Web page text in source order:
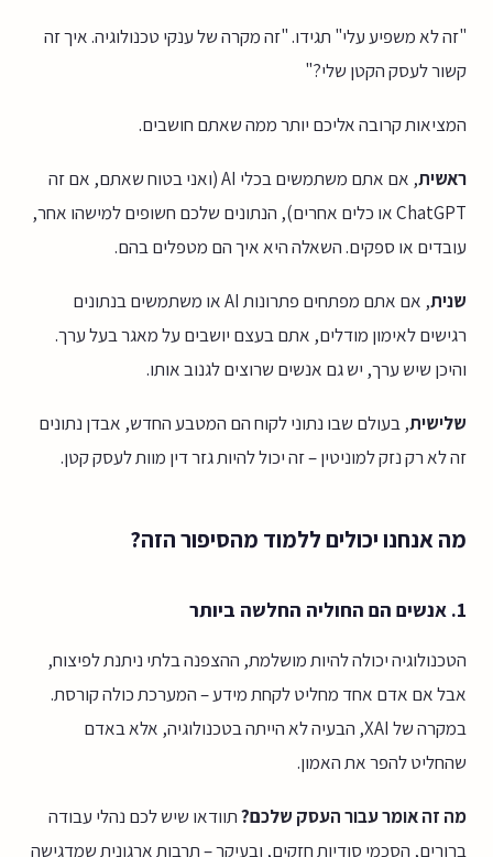
"זה לא משפיע עלי" תגידו. "זה מקרה של ענקי טכנולוגיה. איך זה
קשור לעסק הקטן שלי?"
המציאות קרובה אליכם יותר ממה שאתם חושבים.
ראשית
, אם אתם משתמשים בכלי AI (ואני בטוח שאתם, אם זה
ChatGPT או כלים אחרים), הנתונים שלכם חשופים למישהו אחר,
עובדים או ספקים. השאלה היא איך הם מטפלים בהם.
שנית
, אם אתם מפתחים פתרונות AI או משתמשים בנתונים
רגישים לאימון מודלים, אתם בעצם יושבים על מאגר בעל ערך.
והיכן שיש ערך, יש גם אנשים שרוצים לגנוב אותו.
שלישית, בעולם שבו נתוני לקוח הם המטבע החדש, אבדן נתונים
זה לא רק נזק למוניטין – זה יכול להיות גזר דין מוות לעסק קטן.
מה אנחנו יכולים ללמוד מהסיפור הזה?
1. אנשים הם החוליה החלשה ביותר
הטכנולוגיה יכולה להיות מושלמת, ההצפנה בלתי ניתנת לפיצוח,
אבל אם אדם אחד מחליט לקחת מידע – המערכת כולה קורסת.
במקרה של XAI, הבעיה לא הייתה בטכנולוגיה, אלא באדם
שהחליט להפר את האמון.
מה זה אומר עבור העסק שלכם?תוודאו שיש לכם נהלי עבודה
ברורים, הסכמי סודיות חזקים, ובעיקר – תרבות ארגונית שמדגישה